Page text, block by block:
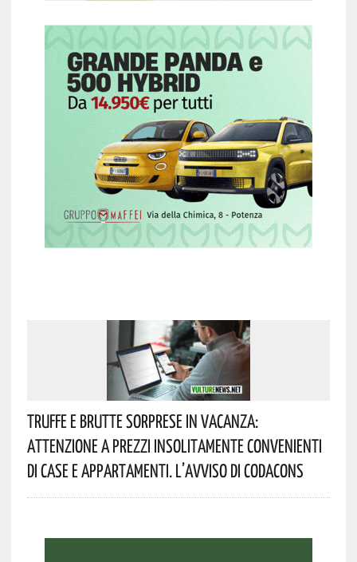
Truffe E Brutte Sorprese In Vacanza:
Attenzione A Prezzi Insolitamente Convenienti
Di Case E Appartamenti. L’avviso Di Codacons